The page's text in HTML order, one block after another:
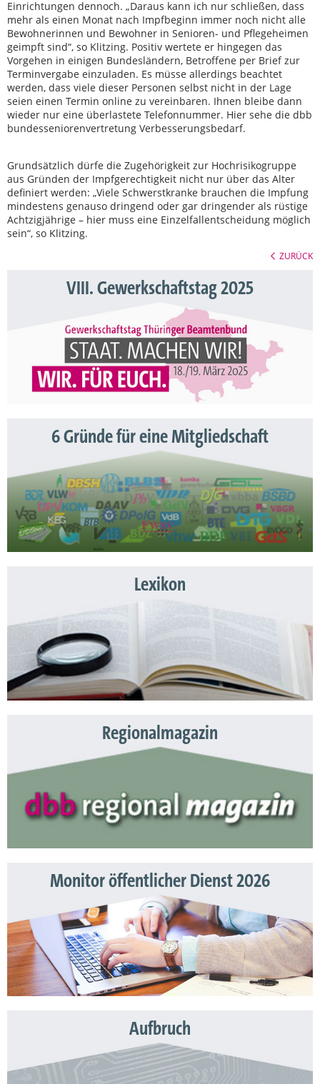
Einrichtungen dennoch. „Daraus kann ich nur schließen, dass
mehr als einen Monat nach Impfbeginn immer noch nicht alle
Bewohnerinnen und Bewohner in Senioren- und Pflegeheimen
geimpft sind“, so Klitzing. Positiv wertete er hingegen das
Vorgehen in einigen Bundesländern, Betroffene per Brief zur
Terminvergabe einzuladen. Es müsse allerdings beachtet
werden, dass viele dieser Personen selbst nicht in der Lage
seien einen Termin online zu vereinbaren. Ihnen bleibe dann
wieder nur eine überlastete Telefonnummer. Hier sehe die dbb
bundesseniorenvertretung Verbesserungsbedarf.
Grundsätzlich dürfe die Zugehörigkeit zur Hochrisikogruppe
aus Gründen der Impfgerechtigkeit nicht nur über das Alter
definiert werden: „Viele Schwerstkranke brauchen die Impfung
mindestens genauso dringend oder gar dringender als rüstige
Achtzigjährige – hier muss eine Einzelfallentscheidung möglich
sein“, so Klitzing.
ZURÜCK
VIII. Gewerkschaftstag 2025
6 Gründe für eine Mitgliedschaft
Lexikon
Regionalmagazin
Monitor öffentlicher Dienst 2026
Aufbruch